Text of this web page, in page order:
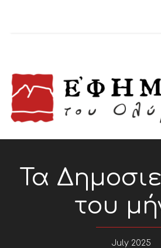
Τα
του
July 2025